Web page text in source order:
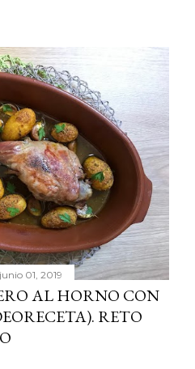
junio 01, 2019
AL HORNO CON
RETO